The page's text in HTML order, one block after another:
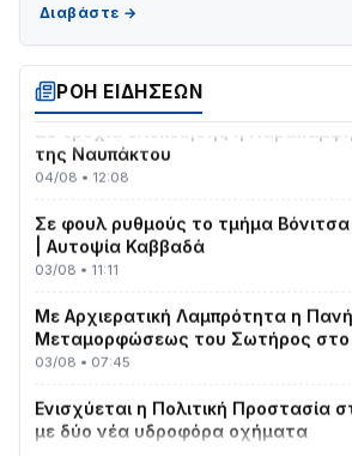
ΡΟΗ ΕΙΔΗΣΕΩΝ
Σε τροχιά υλοποίησης η
της Ναυπάκτου
04/08 • 12:08
| Αυτοψία Καββαδά
03/08 • 11:11
Μεταμορφώσεως του Σωτήρος στο
03/08 • 07:45
με δύο νέα υδροφόρα οχήματα
02/08 • 18:26